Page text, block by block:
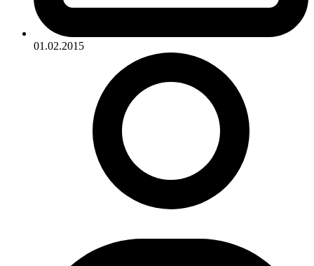
01.02.2015